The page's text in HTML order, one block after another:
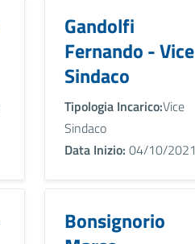
Gandolfi
Fernando - Vice
Sindaco
Tipologia Incarico:Vice
Sindaco
Data Inizio: 04/10/2021
Bonsignorio